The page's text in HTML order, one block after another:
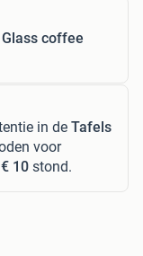
Glass coffee
in de Tafels
voor
€ 10 stond.